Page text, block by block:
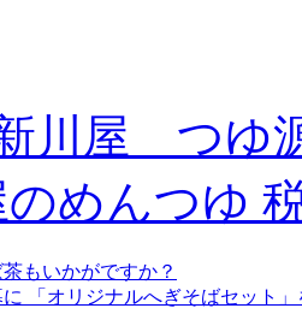
川屋 つゆ
めんつゆ